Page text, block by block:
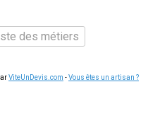
des métiers
ViteUnDevis.com -Vous êtes un artisan ?